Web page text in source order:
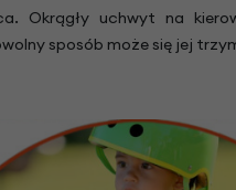
Okrągły uchwyt na
sposób może się jej